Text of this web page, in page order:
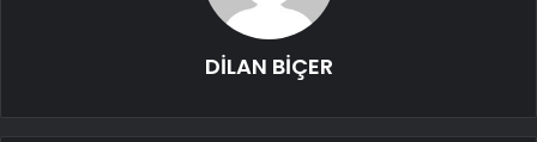
DİLAN BİÇER